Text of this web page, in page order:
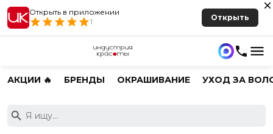
Открыть в приложении
1
Открыть
АКЦИИ 🔥 БРЕНДЫ ОКРАШИВАНИЕ УХОД ЗА